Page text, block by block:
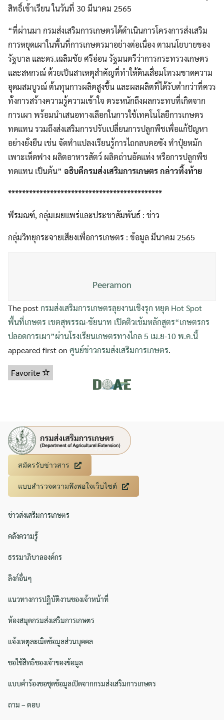
Search
สิทธิ์เข้าเรียน ในวันที่ 30 มีนาคม 2565
“ที่ผ่านมา กรมส่งเสริมการเกษตรได้ดำเนินการโครงการส่งเสริม
การหยุดเผาในพื้นที่การเกษตรมาอย่างต่อเนื่อง ตามนโยบายของ
รัฐบาล และดร.เฉลิมชัย ศรีอ่อน รัฐมนตรีว่าการกระทรวงเกษตร
และสหกรณ์ ด้วยเป็นสาเหตุสำคัญที่ทำให้ดินเสื่อมโทรมขาดความ
อุดมสมบูรณ์ ต้นทุนการผลิตสูงขึ้น และผลผลิตที่ได้รับต่ำกว่าที่ควร
ทั้งการสร้างความรู้ความเข้าใจ ตระหนักถึงผลกระทบที่เกิดจาก
การเผา พร้อมนำเสนอทางเลือกในการใช้เทคโนโลยีการเกษตร
ทดแทน รวมถึงส่งเสริมการปรับเปลี่ยนการปลูกพืชเพื่อแก้ปัญหา
อย่างยั่งยืน เช่น จัดทำแปลงเรียนรู้การไถกลบตอซัง ทำปุ๋ยหมัก
เพาะเห็ดฟาง ผลิตอาหารสัตว์ ผลิตถ่านอัดแท่ง หรือการปลูกพืช
ทดแทน เป็นต้น” อธิบดีกรมส่งเสริมการเกษตร กล่าวทิ้งท้าย
********************************************
พีรมณฑ์, กลุ่มเผยแพร่และประชาสัมพันธ์ : ข่าว
กลุ่มวิทยุกระจายเสียงเพื่อการเกษตร : ข้อมูล มีนาคม 2565
Peeramon
The postกรมส่งเสริมการเกษตรลุยงานเชิงรุก หยุด Hot Spot
พื้นที่เกษตร เขตสุพรรณ-ชัยนาท เปิดติวเข้มหลักสูตร“เกษตรกร
ปลอดการเผา”ผ่านโรงเรียนเกษตรทางไกล 5 เม.ย-10 พ.ค.นี้
appeared first on ศูนย์ข่าวกรมส่งเสริมการเกษตร.
Favorite
สมัครรับข่าวสาร
แบบสำรวจความพึงพอใจเว็บไซต์
ข่าวส่งเสริมการเกษตร
คลังความรู้
ธรรมาภิบาลองค์กร
ลิงก์อื่นๆ
แนวทางการปฏิบัติงานของเจ้าหน้าที่
ห้องสมุดกรมส่งเสริมการเกษตร
แจ้งเหตุละเมิดข้อมูลส่วนบุคคล
ขอใช้สิทธิของเจ้าของข้อมูล
แบบคำร้องขอชุดข้อมูลเปิดจากกรมส่งเสริมการเกษตร
ถาม – ตอบ